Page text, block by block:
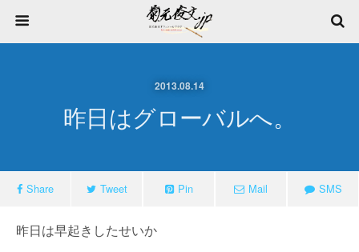
2013.08.14
昨日はグローバルへ。
Share Tweet Pin Mail SMS
昨日は早起きしたせいか